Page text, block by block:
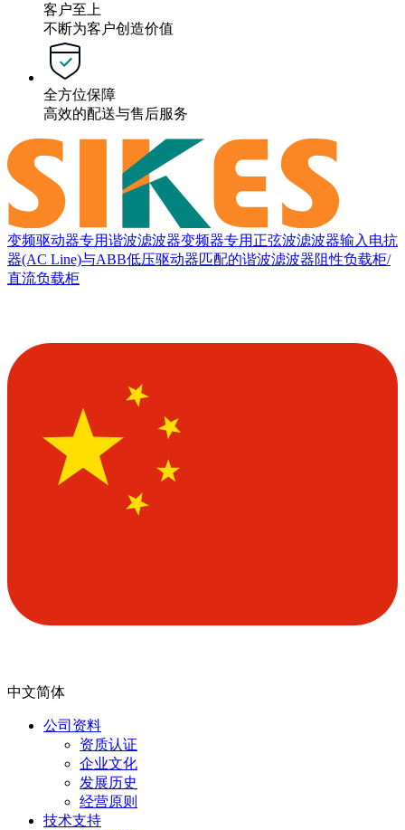
客户至上
不断为客户创造价值
全方位保障
高效的配送与售后服务
变频驱动器专用谐波滤波器变频器专用正弦波滤波器输入电抗
器(AC Line)与ABB低压驱动器匹配的谐波滤波器阻性负载柜/
直流负载柜
中文简体
公司资料
资质认证
企业文化
发展历史
经营原则
技术支持